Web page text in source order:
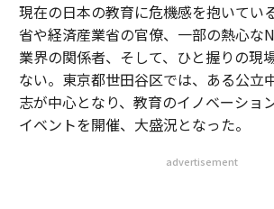
現在の日本の教育に危機感を抱いてい
省や経済産業省の官僚、一部の熱心な
業界の関係者、そして、ひと握りの現
ない。東京都世田谷区では、ある公立
志が中心となり、教育のイノベーショ
イベントを開催、大盛況となった。
advertisement